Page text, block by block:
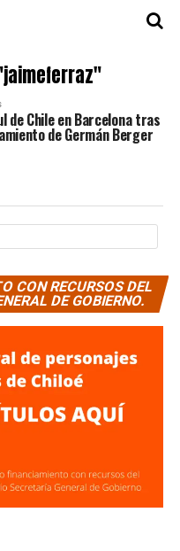
de Chile en Barcelona tras
de Germán Berger
CON RECURSOS DEL
DE GOBIERNO.